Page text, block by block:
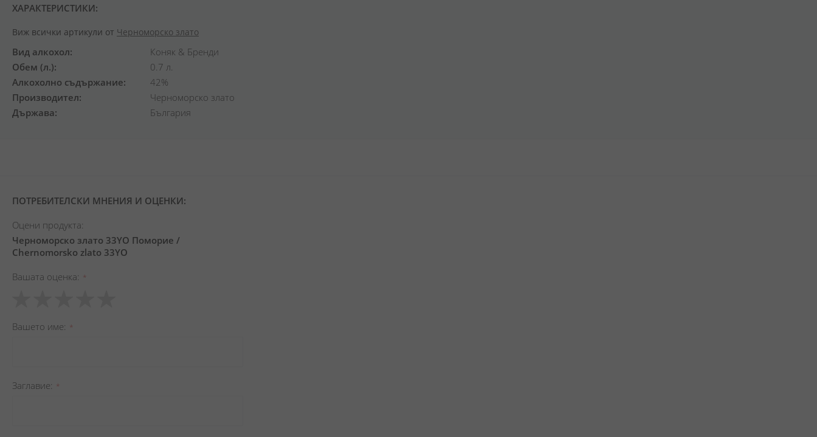
ХАРАКТЕРИСТИКИ:
Виж всички артикули от Черноморско злато
Вид алкохол
Коняк & Бренди
Обем (л.)
0.7 л.
Алкохолно съдържание
42%
Производител
Черноморско злато
Държава
България
ПОТРЕБИТЕЛСКИ МНЕНИЯ И ОЦЕНКИ:
Оцени продукта:
Черноморско злато 33YO Поморие /
Chernomorsko zlato 33YO
Вашата оценка
star
stars
stars
stars
stars
Вашето име
Заглавиe